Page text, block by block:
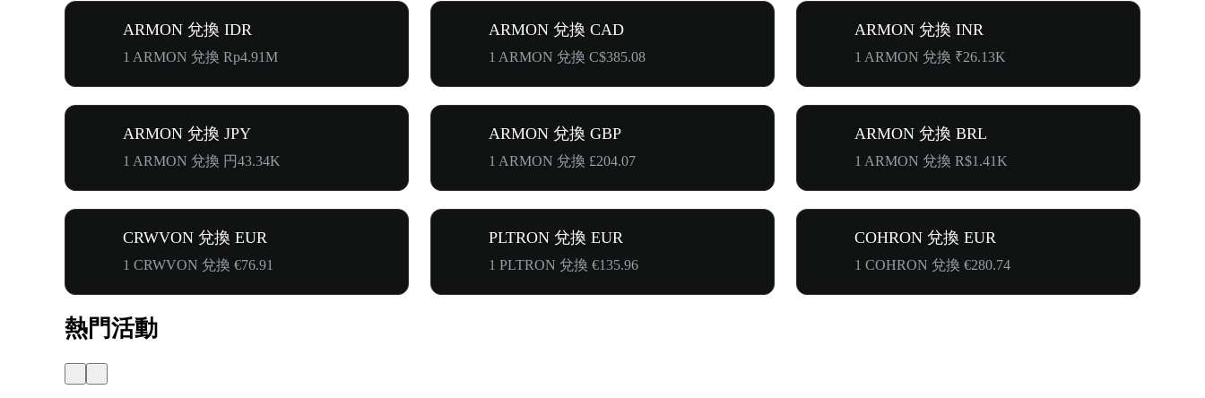
ARMON 兌換 IDR
1 ARMON 兌換 Rp4.91M
ARMON 兌換 CAD
1 ARMON 兌換 C$385.08
ARMON 兌換 INR
1 ARMON 兌換 ₹26.13K
ARMON 兌換 JPY
1 ARMON 兌換 円43.34K
ARMON 兌換 GBP
1 ARMON 兌換 £204.07
ARMON 兌換 BRL
1 ARMON 兌換 R$1.41K
CRWVON 兌換 EUR
1 CRWVON 兌換 €76.91
PLTRON 兌換 EUR
1 PLTRON 兌換 €135.96
COHRON 兌換 EUR
1 COHRON 兌換 €280.74
熱門活動